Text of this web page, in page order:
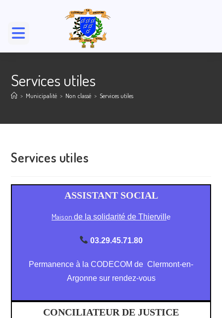
Services utiles
> Municipalité > Non classé > Services utiles
Services utiles
ASSISTANT SOCIAL
Maison de la solidarité de Thiervill e
03.29.45.71.80
Permanence à la CODECOM de Clermont-en-
Argonne sur rendez-vous
CONCILIATEUR DE JUSTICE